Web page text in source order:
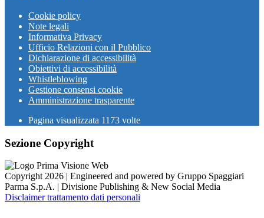
Cookie policy
Note legali
Informativa Privacy
Ufficio Relazioni con il Pubblico
Dichiarazione di accessibilità
Obiettivi di accessibilità
Whistleblowing
Gestione consensi cookie
Amministrazione trasparente
Pagina visualizzata 1173 volte
Sezione Copyright
Copyright 2026 | Engineered and powered by Gruppo Spaggiari
Parma S.p.A. | Divisione Publishing & New Social Media
Disclaimer trattamento dati personali